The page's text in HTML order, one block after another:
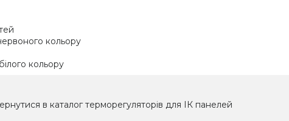
кольору
кольору
в каталог терморегуляторів для ІК панелей